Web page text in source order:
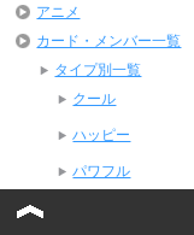
アニメ
カード・メンバー一覧
タイプ別一覧
クール
ハッピー
パワフル